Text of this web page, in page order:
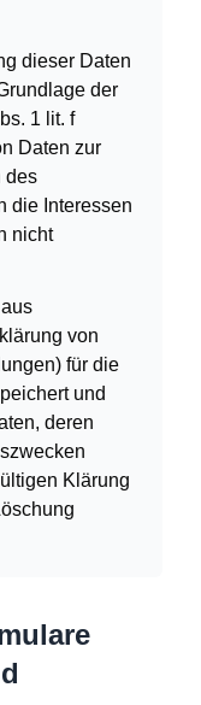
dieser Daten
der
1 lit. f
Daten zur
des
die Interessen
nicht
von
für die
und
deren
Klärung